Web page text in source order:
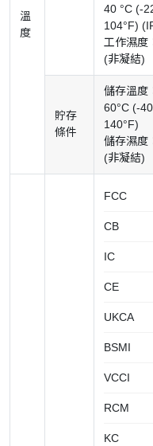
溫
度
40 °C (-
104°F)
工作濕度
(非凝結)
貯存
條件
儲存溫度
60°C (-
140°F)
儲存濕度
(非凝結)
FCC
CB
IC
CE
UKCA
BSMI
VCCI
RCM
KC